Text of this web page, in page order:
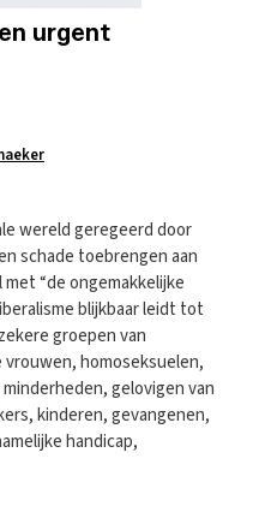
urgent
wereld geregeerd door
schade toebrengen aan
“de ongemakkelijke
blijkbaar leidt tot
groepen van
homoseksuelen,
gelovigen van
kinderen, gevangenen,
handicap,